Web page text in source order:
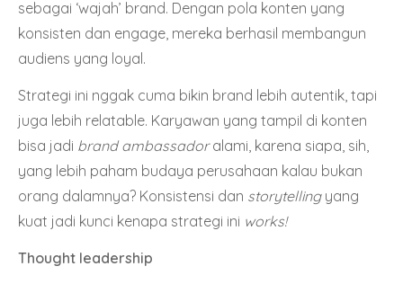
sebagai ‘wajah’ brand. Dengan pola konten yang
konsisten dan engage, mereka berhasil membangun
audiens yang loyal.
Strategi ini nggak cuma bikin brand lebih autentik, tapi
juga lebih relatable. Karyawan yang tampil di konten
bisa jadi brand ambassadoralami, karena siapa, sih,
yang lebih paham budaya perusahaan kalau bukan
orang dalamnya? Konsistensi dan storytellingyang
kuat jadi kunci kenapa strategi ini works!
Thought leadership